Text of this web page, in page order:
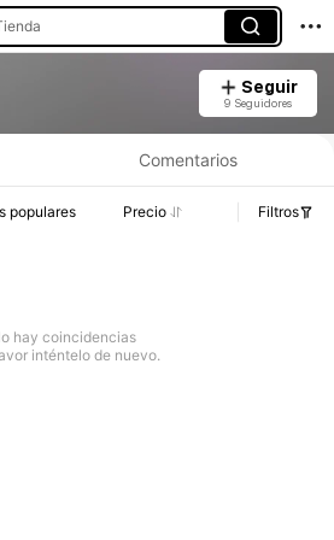
Seguir
9 Seguidores
Comentarios
populares Precio Filtros
hay coincidencias
inténtelo de nuevo.